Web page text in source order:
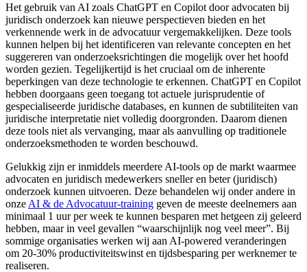
Het gebruik van AI zoals ChatGPT en Copilot door advocaten bij
juridisch onderzoek kan nieuwe perspectieven bieden en het
verkennende werk in de advocatuur vergemakkelijken. Deze tools
kunnen helpen bij het identificeren van relevante concepten en het
suggereren van onderzoeksrichtingen die mogelijk over het hoofd
worden gezien. Tegelijkertijd is het cruciaal om de inherente
beperkingen van deze technologie te erkennen. ChatGPT en Copilot
hebben doorgaans geen toegang tot actuele jurisprudentie of
gespecialiseerde juridische databases, en kunnen de subtiliteiten van
juridische interpretatie niet volledig doorgronden. Daarom dienen
deze tools niet als vervanging, maar als aanvulling op traditionele
onderzoeksmethoden te worden beschouwd.
Gelukkig zijn er inmiddels meerdere AI-tools op de markt waarmee
advocaten en juridisch medewerkers sneller en beter (juridisch)
onderzoek kunnen uitvoeren. Deze behandelen wij onder andere in
onze AI & de Advocatuur-training geven de meeste deelnemers aan
minimaal 1 uur per week te kunnen besparen met hetgeen zij geleerd
hebben, maar in veel gevallen “waarschijnlijk nog veel meer”. Bij
sommige organisaties werken wij aan AI-powered veranderingen
om 20-30% productiviteitswinst en tijdsbesparing per werknemer te
realiseren.